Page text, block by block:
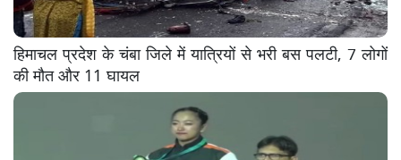
हिमाचल प्रदेश के चंबा जिले में यात्रियों से भरी बस पलटी, 7 लोगों
की मौत और 11 घायल